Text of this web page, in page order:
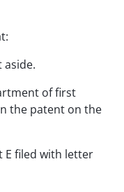
aside.
of first
the patent on the
E filed with letter